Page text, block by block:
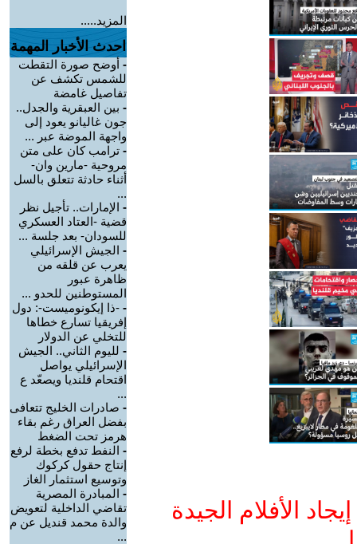
الأفلام الجيدة
المزيد.....
احدث الأخبار المهمة
- أوضح صورة التقطت
للشمس تكشف عن
تفاصيل غامضة
- بين العبقرية والجدل..
جون غاليانو يعود إلى
واجهة الموضة عبر ...
- ترامب كان على متن
مروحية -مارين وان-
أثناء حادثة تتعلق بالسل
...
- الإمارات.. تأجيل نظر
قضية -العتاد العسكري
للسودان- بعد جلسة ...
- الجيش الإسرائيلي
يعرب عن قلقه من
ظاهرة عبور
المستوطنين للحدو ...
- -ذا إيكونوميست-: دول
إفريقيا تسارع خطاها
للتخلي عن الدولار
- لليوم الثاني.. الجيش
الإسرائيلي يواصل
اقتحام قلنديا ويصعّد ع
...
- صادرات الخليج تتعافى
بفضل العراق رغم بقاء
هرمز تحت الضغط
- النفط تدفع بخطة لرفع
إنتاج حقول كركوك
وتوسيع استثمار الغاز
- المبادرة المصرية
تقاضي الداخلية لتعويض
والدة محمد قنديل عن م
...